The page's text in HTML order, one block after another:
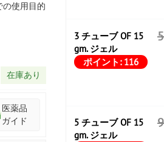
使用目的
在庫あり
医薬品
ガイド
3 チューブ OF 15
gm. ジェル
ポイント: 116
5 チューブ OF 15
gm. ジェル